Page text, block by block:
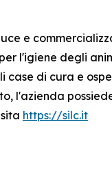
e
l'igiene degli
di cura e
l'azienda
https://silc.it